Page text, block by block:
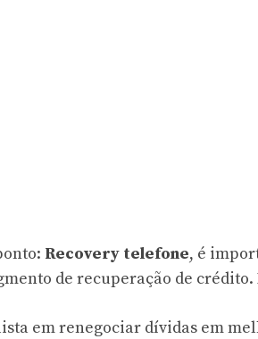
Recovery telefone, é
de recuperação de
em renegociar dívidas em